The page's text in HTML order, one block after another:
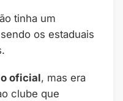
tinha um
os estaduais
oficial, mas era
clube que